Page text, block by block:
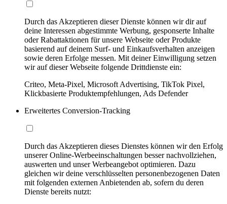
Durch das Akzeptieren dieser Dienste können wir dir auf
deine Interessen abgestimmte Werbung, gesponserte Inhalte
oder Rabattaktionen für unsere Webseite oder Produkte
basierend auf deinem Surf- und Einkaufsverhalten anzeigen
sowie deren Erfolge messen. Mit deiner Einwilligung setzen
wir auf dieser Webseite folgende Drittdienste ein:
Criteo, Meta-Pixel, Microsoft Advertising, TikTok Pixel,
Klickbasierte Produktempfehlungen, Ads Defender
Erweitertes Conversion-Tracking
Durch das Akzeptieren dieses Dienstes können wir den Erfolg
unserer Online-Werbeeinschaltungen besser nachvollziehen,
auswerten und unser Werbeangebot optimieren. Dazu
gleichen wir deine verschlüsselten personenbezogenen Daten
mit folgenden externen Anbietenden ab, sofern du deren
Dienste bereits nutzt: